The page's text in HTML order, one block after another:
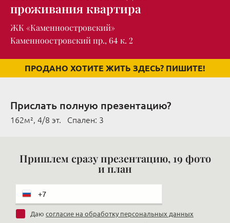
проживания квартира
ЖК «Каменноостровский»
Каменноостровский пр., 64 к. 2
ПРОДАНО ХОТИТЕ ЖИТЬ ЗДЕСЬ? ПИШИТЕ!
Прислать полную презентацию?
162м², 4/8 эт. Cпален: 3
Пришлем сразу презентацию, 19 фото
и план
Даю согласие на обработку персональных данных